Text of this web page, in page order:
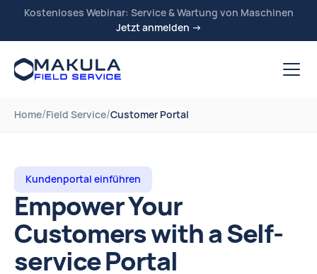
Kostenloses Webinar: Service & Wartung von Maschinen
Jetzt anmelden →
Home/Field Service/Customer Portal
Kundenportal einführen
Empower Your
Customers with a Self-
service Portal